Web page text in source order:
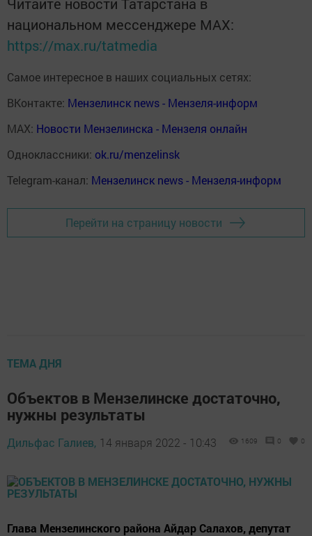
национальном мессенджере MАХ:
https://max.ru/tatmedia
Самое интересное в наших социальных сетях:
ВКонтакте: Мензелинск news - Мензеля-информ
MAX: Новости Мензелинска - Мензеля онлайн
Одноклассники: ok.ru/menzelinsk
Telegram-канал: Мензелинск news - Мензеля-информ
Перейти на страницу новости
ТЕМА ДНЯ
Объектов в Мензелинске достаточно,
нужны результаты
Дильфас Галиев, 14 января 2022 - 10:43 1609 0 0
Глава Мензелинского района Айдар Салахов, депутат